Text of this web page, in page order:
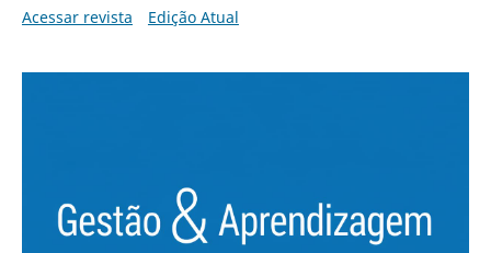
Acessar revista
Edição Atual